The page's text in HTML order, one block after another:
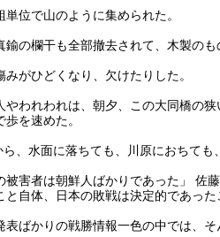
位で山のように集められた。
の欄干も全部撤去されて、木製の
がひどくなり、欠けたりした。
われわれは、朝夕、この大同橋の
を速めた。
、水面に落ちても、川原におちても
害者は朝鮮人ばかりであった」 佐
と自体、日本の敗戦は決定的であっ
ばかりの戦勝情報一色の中では、